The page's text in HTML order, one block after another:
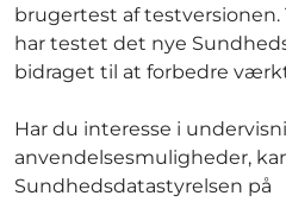
brugertest af testversionen.
har testet det nye
bidraget til at forbedre
Har du interesse i
anvendelsesmuligheder,
Sundhedsdatastyrelsen på